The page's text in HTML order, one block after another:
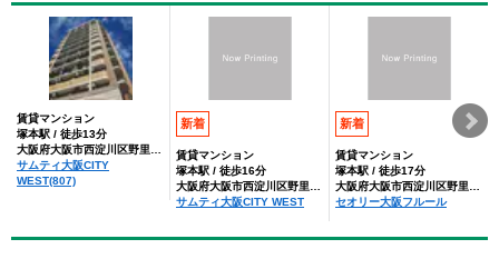
賃貸マンション
塚本駅 / 徒歩13分
大阪府大阪市西淀川区野里２丁目
サムティ大阪CITY
WEST(807)
新着
賃貸マンション
塚本駅 / 徒歩16分
大阪府大阪市西淀川区野里２丁目
サムティ大阪CITY WEST
新着
賃貸マンション
塚本駅 / 徒歩17分
大阪府大阪市西淀川区野里２丁目
セオリー大阪フルール